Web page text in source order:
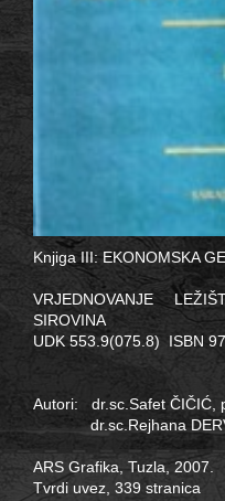
Knjiga III: EKONOMSKA
VRJEDNOVANJE
SIROVINA
UDK 553.9(075.8) ISBN
Autori: dr.sc.Safet ČIČIĆ,
dr.sc.Rejhana
ARS Grafika, Tuzla, 2007.
Tvrdi uvez, 339 stranica